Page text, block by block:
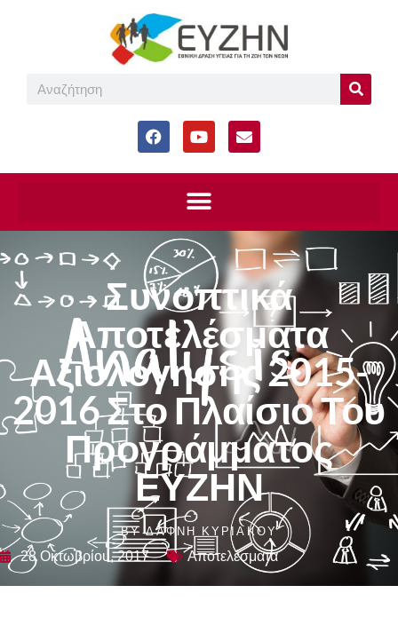
Συνοπτικά
Αποτελέσματα
Αξιολόγησης 2015-
2016 Στο Πλαίσιο Του
Προγράμματος
ΕΥΖΗΝ
BY ΔΆΦΝΗ ΚΥΡΙΆΚΟΥ
28 Οκτωβρίου, 2017 Αποτελέσματα